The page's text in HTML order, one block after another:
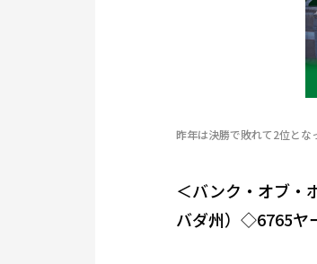
昨年は決勝で敗れて2位と
＜バンク・オブ
バダ州）◇6765ヤ